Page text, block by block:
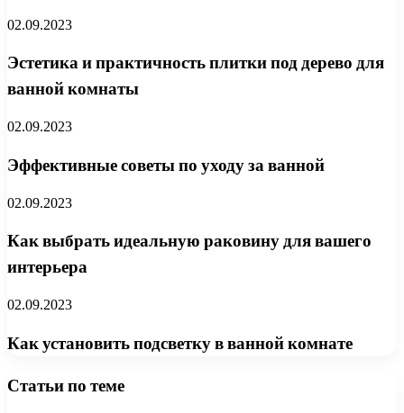
02.09.2023
Эстетика и практичность плитки под дерево для
ванной комнаты
02.09.2023
Эффективные советы по уходу за ванной
02.09.2023
Как выбрать идеальную раковину для вашего
интерьера
02.09.2023
Как установить подсветку в ванной комнате
Статьи по теме